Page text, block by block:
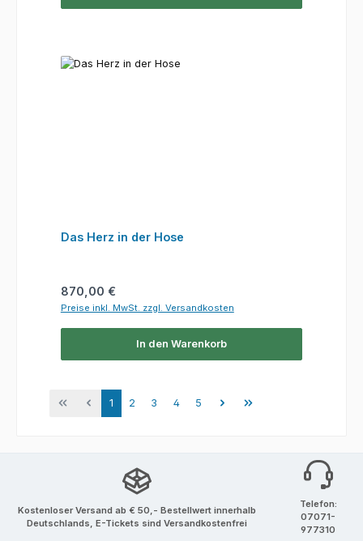
Das Herz in der Hose
Regulärer Preis:
870,00 €
Preise inkl. MwSt. zzgl. Versandkosten
In den Warenkorb
Seite
1 Seite
2 Seite
3 Seite
4 Seite
5
Kostenloser Versand ab € 50,- Bestellwert innerhalb
Deutschlands, E-Tickets sind Versandkostenfrei
Telefon:
07071-
977310